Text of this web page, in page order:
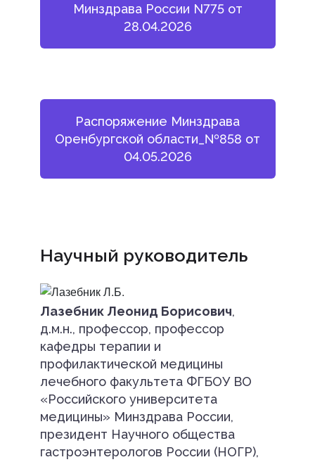
Минздрава России N775 от
28.04.2026
Распоряжение Минздрава
Оренбургской области_№858 от
04.05.2026
Научный руководитель
Лазебник Леонид Борисович,
д.м.н., профессор, профессор
кафедры терапии и
профилактической медицины
лечебного факультета ФГБОУ ВО
«Российского университета
медицины» Минздрава России,
президент Научного общества
гастроэнтерологов России (НОГР),